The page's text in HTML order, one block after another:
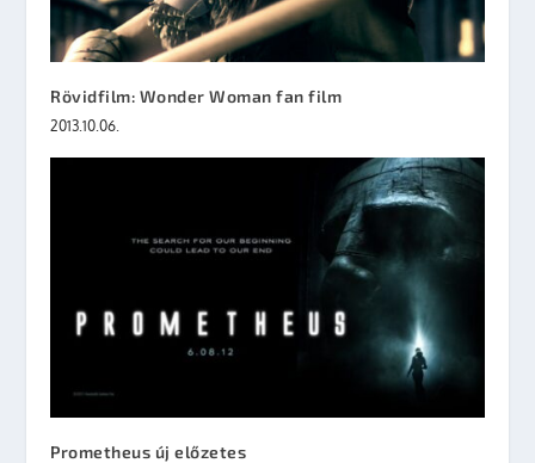
Rövidfilm: Wonder Woman fan film
2013.10.06.
Prometheus új előzetes